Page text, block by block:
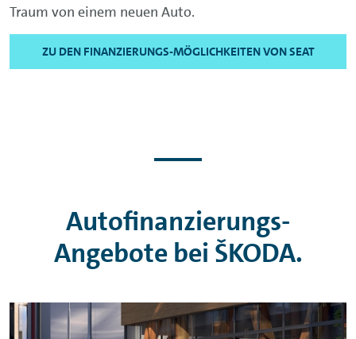
Traum von einem neuen Auto.
ZU DEN FINANZIERUNGS-MÖGLICHKEITEN VON SEAT
Autofinanzierungs-
Angebote bei ŠKODA.